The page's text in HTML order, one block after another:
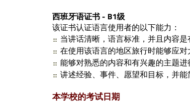
西班牙语证书 - B1级
该证书认证语言使用者的以下能力：
当讲话清晰，语言标准，并且内容
在使用该语言的地区旅行时能够应对
能够对熟悉的内容和有兴趣的主题进
讲述经验、事件、愿望和目标，并
本学校的考试日期